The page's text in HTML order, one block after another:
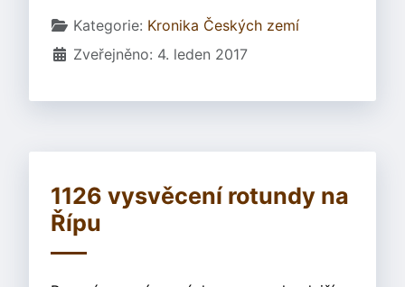
Základní údaje
Kategorie: Kronika Českých zemí
Zveřejněno: 4. leden 2017
1126 vysvěcení rotundy na
Řípu